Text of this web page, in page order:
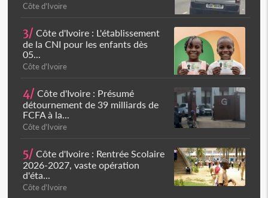
Côte d'Ivoire
3/ Côte d'Ivoire : L'établissement
de la CNI pour les enfants dès
05...
Côte d'Ivoire
4/ Côte d'Ivoire : Présumé
détournement de 39 milliards de
FCFA à la...
Côte d'Ivoire
5/ Côte d'Ivoire : Rentrée Scolaire
2026-2027, vaste opération
d'éta...
Côte d'Ivoire